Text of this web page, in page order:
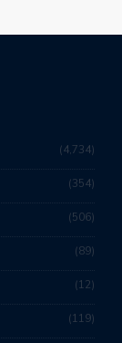
4,734
354
506
89
12
119